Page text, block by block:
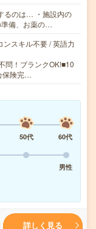
るのは… ・施設内の
準備、お薬の…
ンスキル不要 / 英語力
問！ブランクOK!■10
保険完…
50代
60代
男性
詳しく見る